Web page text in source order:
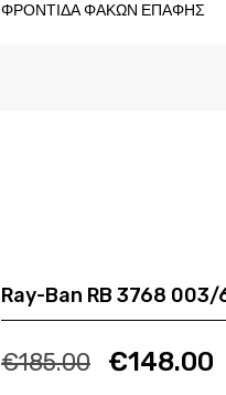
ΦΡΟΝΤΙΔΑ ΦΑΚΩΝ ΕΠΑΦΗΣ
Ray-Ban RB 3768 003/
€185.00 Ποσότητα
€148.00